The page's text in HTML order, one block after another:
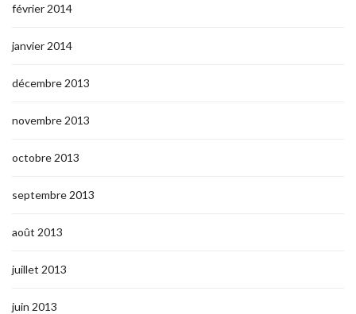
février 2014
janvier 2014
décembre 2013
novembre 2013
octobre 2013
septembre 2013
août 2013
juillet 2013
juin 2013